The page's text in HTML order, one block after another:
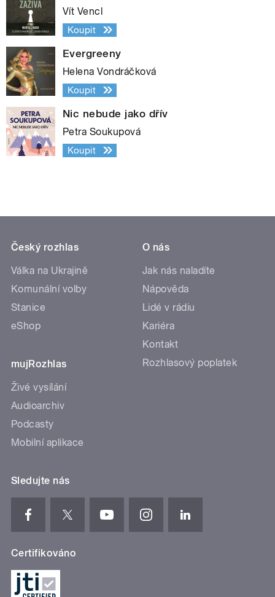
Vít Vencl
Koupit
Evergreeny
Helena Vondráčková
Koupit
Nic nebude jako dřív
Petra Soukupová
Koupit
Český rozhlas
Válka na Ukrajině
Komunální volby
Stanice
eShop
mujRozhlas
Živé vysílání
Audioarchiv
Podcasty
Mobilní aplikace
O nás
Jak nás naladíte
Nápověda
Lidé v rádiu
Kariéra
Kontakt
Rozhlasový poplatek
Sledujte nás
Certifikováno